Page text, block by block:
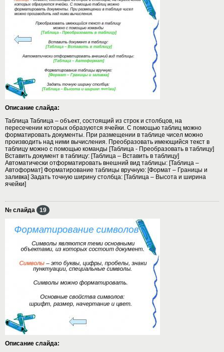
Описание слайда:
Таблица Таблица – объект, состоящий из строк и столбцов, на
пересечении которых образуются ячейки. С помощью таблиц можно
форматировать документы. При размещении в таблице чисел можно
производить над ними вычисления. Преобразовать имеющийся текст в
таблицу можно с помощью команды [Таблица - Преобразовать в таблицу]
Вставить документ в таблицу: [Таблица – Вставить в таблицу]
Автоматически отформатировать внешний вид таблицы: [Таблица –
Автоформат] Форматирование таблицы вручную: [Формат – Границы и
заливка] Задать точную ширину столбца: [Таблица – Высота и ширина
ячейки]
№ слайда 19
Описание слайда: